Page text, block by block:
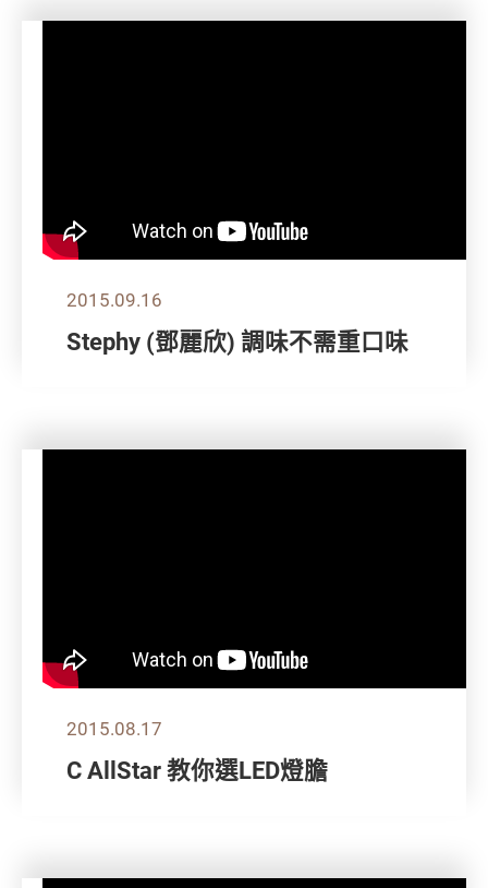
2015.09.16
Stephy (鄧麗欣) 調味不需重口味
2015.08.17
C AllStar 教你選LED燈膽